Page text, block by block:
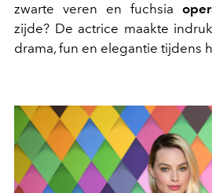
zwarte veren en fuchsia
zijde? De actrice maakte
drama, fun en elegantie tijdens